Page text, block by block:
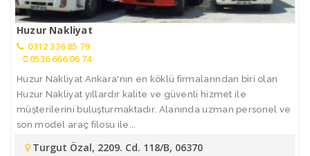
Huzur Nakliyat
0312 336 85 79
0536 666 06 74
Huzur Nakliyat Ankara'nın en köklü firmalarından biri olan
Huzur Nakliyat yıllardır kalite ve güvenli hizmet ile
müşterilerini buluşturmaktadır. Alanında uzman personel ve
son model araç filosu ile...
Turgut Özal, 2209. Cd. 118/B, 06370